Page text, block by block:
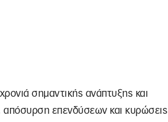
σημαντικής ανάπτυξης και
απόσυρση επενδύσεων και κυρώσεις